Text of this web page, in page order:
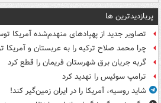
پربازدیدترین ها
تصاویر جدید از پهپادهای منهدم‌شده آمریکا
چرا محمد صلاح ترکیه را به عربستان و آمریکا
گربه جریان برق شهرستان فریمان را قطع کرد
ترامپ سوئیس را تهدید کرد
شاید روسیه، آمریکا را در ایران زمین‌گیر کند!